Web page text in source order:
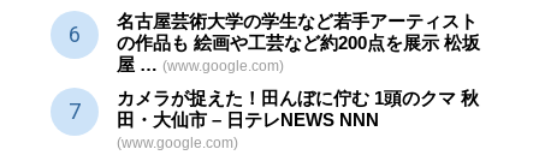
名古屋芸術大学の学生など若手アーティスト
の作品も 絵画や工芸など約200点を展示 松坂
屋 … (www.google.com)
カメラが捉えた！田んぼに佇む 1頭のクマ 秋
田・大仙市 – 日テレNEWS NNN
(www.google.com)